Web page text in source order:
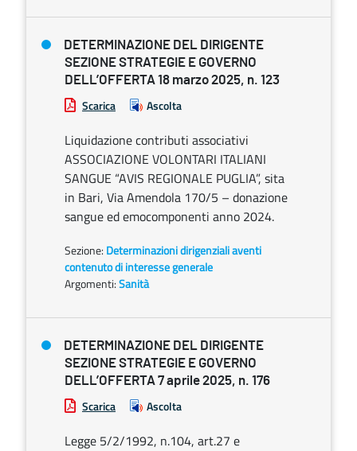
DETERMINAZIONE DEL DIRIGENTE
SEZIONE STRATEGIE E GOVERNO
DELL’OFFERTA 18 marzo 2025, n. 123
Scarica Ascolta
Liquidazione contributi associativi
ASSOCIAZIONE VOLONTARI ITALIANI
SANGUE “AVIS REGIONALE PUGLIA”, sita
in Bari, Via Amendola 170/5 – donazione
sangue ed emocomponenti anno 2024.
Sezione: Determinazioni dirigenziali aventi
contenuto di interesse generale
Argomenti:Sanità
DETERMINAZIONE DEL DIRIGENTE
SEZIONE STRATEGIE E GOVERNO
DELL’OFFERTA 7 aprile 2025, n. 176
Scarica Ascolta
Legge 5/2/1992, n.104, art.27 e